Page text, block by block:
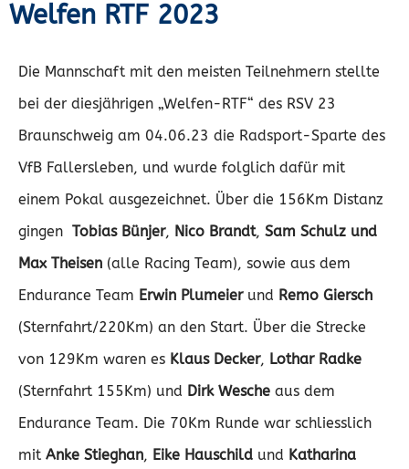
Welfen RTF 2023
Die Mannschaft mit den meisten Teilnehmern stellte
bei der diesjährigen „Welfen-RTF“ des RSV 23
Braunschweig am 04.06.23 die Radsport-Sparte des
VfB Fallersleben, und wurde folglich dafür mit
einem Pokal ausgezeichnet. Über die 156Km Distanz
gingen Tobias Bünjer, Nico Brandt, Sam Schulz und
Max Theisen (alle Racing Team), sowie aus dem
Endurance Team Erwin Plumeierund Remo Giersch
(Sternfahrt/220Km) an den Start. Über die Strecke
von 129Km waren es Klaus Decker, Lothar Radke
(Sternfahrt 155Km) und Dirk Wesche aus dem
Endurance Team. Die 70Km Runde war schliesslich
mit Anke Stieghan, Eike Hauschild und Katharina